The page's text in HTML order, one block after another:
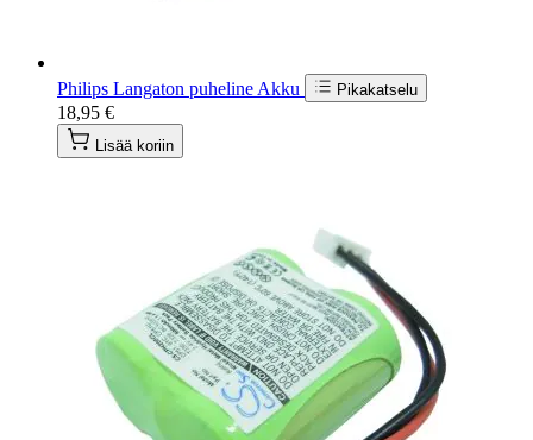
Philips Langaton puheline Akku Pikakatselu
18,95 €
Lisää koriin